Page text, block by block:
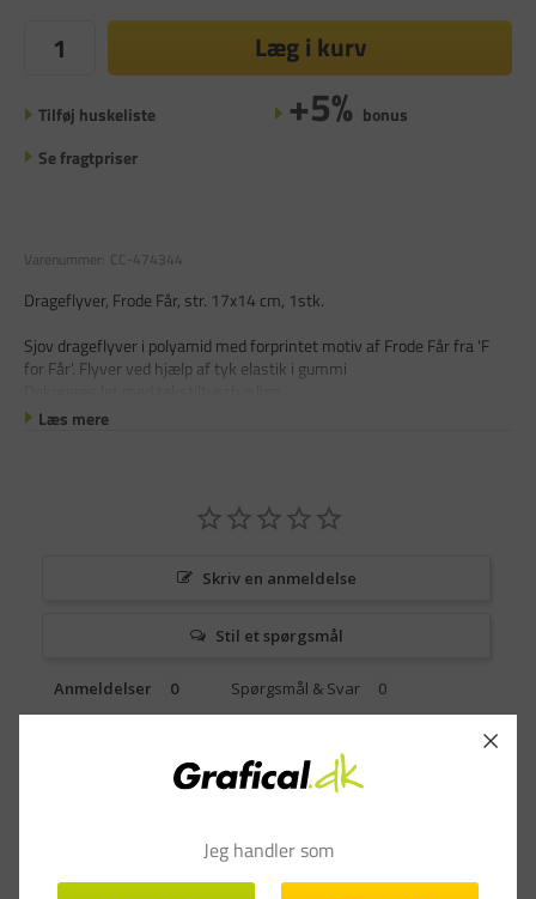
Læg i kurv
Tilføj huskeliste +5% bonus
Se fragtpriser
Varenummer: CC-474344
Drageflyver, Frode Får, str. 17x14 cm, 1stk.
Sjov drageflyver i polyamid med forprintet motiv af Frode Får fra 'F
for Får'. Flyver ved hjælp af tyk elastik i gummi
Læs mere
Skriv en anmeldelse
Stil et spørgsmål
Anmeldelser Spørgsmål & Svar
Jeg handler som